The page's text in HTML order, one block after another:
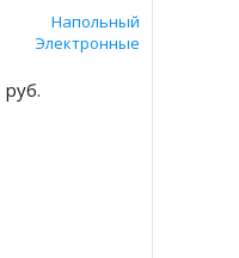
Напольный
Электронные